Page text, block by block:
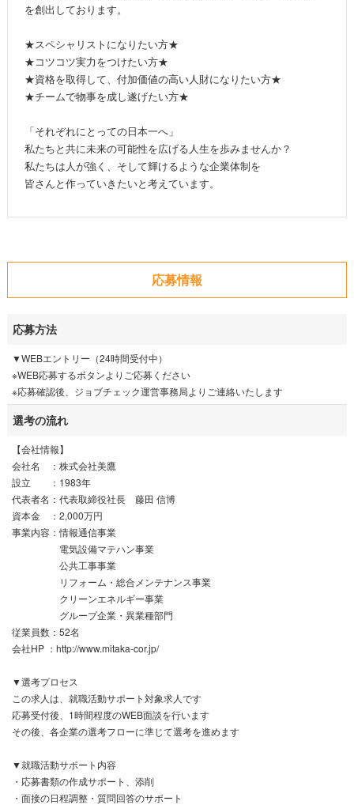
を創出しております。
★スペシャリストになりたい方★
★コツコツ実力をつけたい方★
★資格を取得して、付加価値の高い人財になりたい方★
★チームで物事を成し遂げたい方★
「それぞれにとっての日本一へ」
私たちと共に未来の可能性を広げる人生を歩みませんか？
私たちは人が強く、そして輝けるような企業体制を
皆さんと作っていきたいと考えています。
応募情報
応募方法
▼WEBエントリー（24時間受付中）
※WEB応募するボタンよりご応募ください
※応募確認後、ジョブチェック運営事務局よりご連絡いたします
選考の流れ
【会社情報】
会社名 ：株式会社美鷹
設立 ：1983年
代表者名：代表取締役社長 藤田 信博
資本金 ：2,000万円
事業内容：情報通信事業
電気設備マテハン事業
公共工事事業
リフォーム・総合メンテナンス事業
クリーンエネルギー事業
グループ企業・異業種部門
従業員数：52名
会社HP ：http://www.mitaka-cor.jp/
▼選考プロセス
この求人は、就職活動サポート対象求人です
応募受付後、1時間程度のWEB面談を行います
その後、各企業の選考フローに準じて選考を進めます
▼就職活動サポート内容
・応募書類の作成サポート、添削
・面接の日程調整・質問回答のサポート